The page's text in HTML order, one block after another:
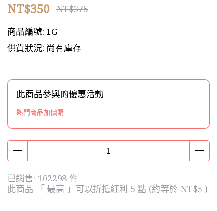
NT$350 NT$375
商品編號: 1G
供貨狀況: 尚有庫存
此商品參與的優惠活動
熱門商品加價購
已銷售: 102298 件
此商品 「 最高 」可以折抵紅利 5 點 (約等於 NT$5 )